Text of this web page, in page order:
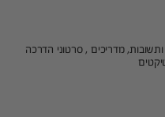
מדריכים , סרטוני הדרכה